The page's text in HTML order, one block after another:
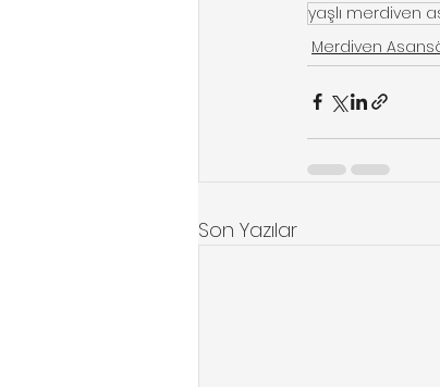
yaşlı merdiven
Merdiven
Son Yazılar